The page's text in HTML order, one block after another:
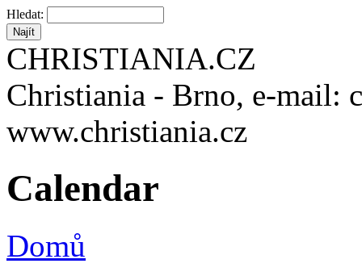
Hledat:
CHRISTIANIA.CZ
Christiania - Brno, e-mail:
www.christiania.cz
Calendar
Domů